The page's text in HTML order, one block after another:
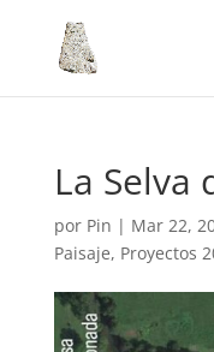
La Selva
por Pin | Mar 22,
Paisaje, Proyectos